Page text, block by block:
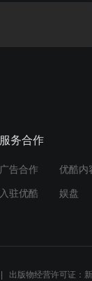
服务合作
广告合作 优酷内
入驻优酷 娱盘
出版物经营许可证：